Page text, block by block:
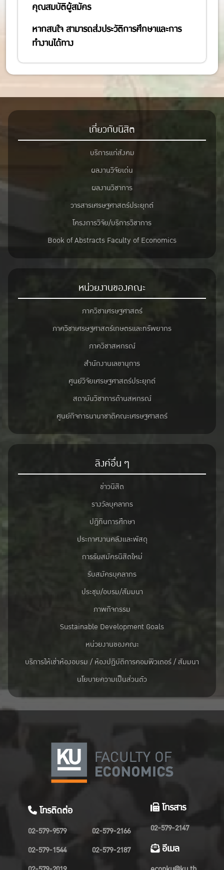
คุณสมบัติผู้สมัคร
หากสนใจ สามารถส่งประวัติการศึกษาและการ
ทำงานได้ทาง
เกี่ยวกับนิสิต
บริการแก่สังคม
ผลงานวิจัยเด่น
ผลงานวิชาการ
วารสารเศรษฐศาสตร์ประยุกต์
โครงการวิจัย/บริการวิชาการ
Book of Abstracts Faculty of Economics
หน่วยงานของคณะ
ภาควิชาเศรษฐศาสตร์
ภาควิชาเศรษฐศาสตร์เกษตรและทรัพยากร
ภาควิชาสหกรณ์
สำนักงานเลขานุการ
ศูนย์วิจัยเศรษฐศาสตร์ประยุกต์
สถาบันวิชาการด้านสหกรณ์
ศูนย์กิจการนานาชาติคณะเศรษฐศาสตร์
ลิงค์อื่น ๆ
ข่าวนิสิต
รางวัลบุคลากร
ปฎิทินการศึกษา
ประกาศงานคลังและพัสดุ
การรับสมัครนิสิตใหม่
รับสมัครบุคลากร
ประชุม/อบรม/สัมมนา
ภาพกิจกรรม
Sustainable Development Goals
หน่วยงานของคณะ
บริการให้เช่าห้องอบรม / ห้องปฏิบัติการคอมพิวเตอร์ / สัมมนา
นโยบายความเป็นส่วนตัว
โทรติดต่อ
02-579-9579
02-579-1544
02-579-2166
02-579-2187
โทรสาร
02-579-2147
อีเมล